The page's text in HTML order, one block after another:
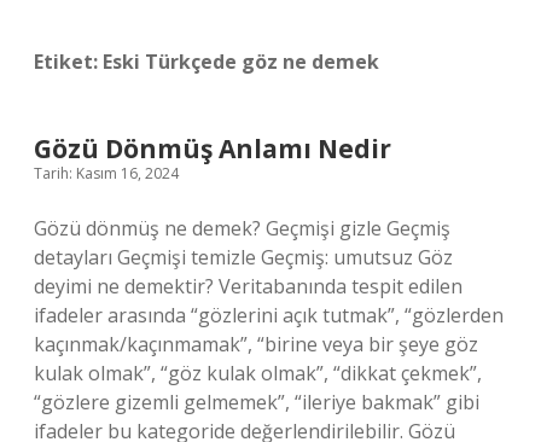
Etiket: Eski Türkçede göz ne demek
Gözü Dönmüş Anlamı Nedir
Tarih: Kasım 16, 2024
Gözü dönmüş ne demek? Geçmişi gizle Geçmiş
detayları Geçmişi temizle Geçmiş: umutsuz Göz
deyimi ne demektir? Veritabanında tespit edilen
ifadeler arasında “gözlerini açık tutmak”, “gözlerden
kaçınmak/kaçınmamak”, “birine veya bir şeye göz
kulak olmak”, “göz kulak olmak”, “dikkat çekmek”,
“gözlere gizemli gelmemek”, “ileriye bakmak” gibi
ifadeler bu kategoride değerlendirilebilir. Gözü